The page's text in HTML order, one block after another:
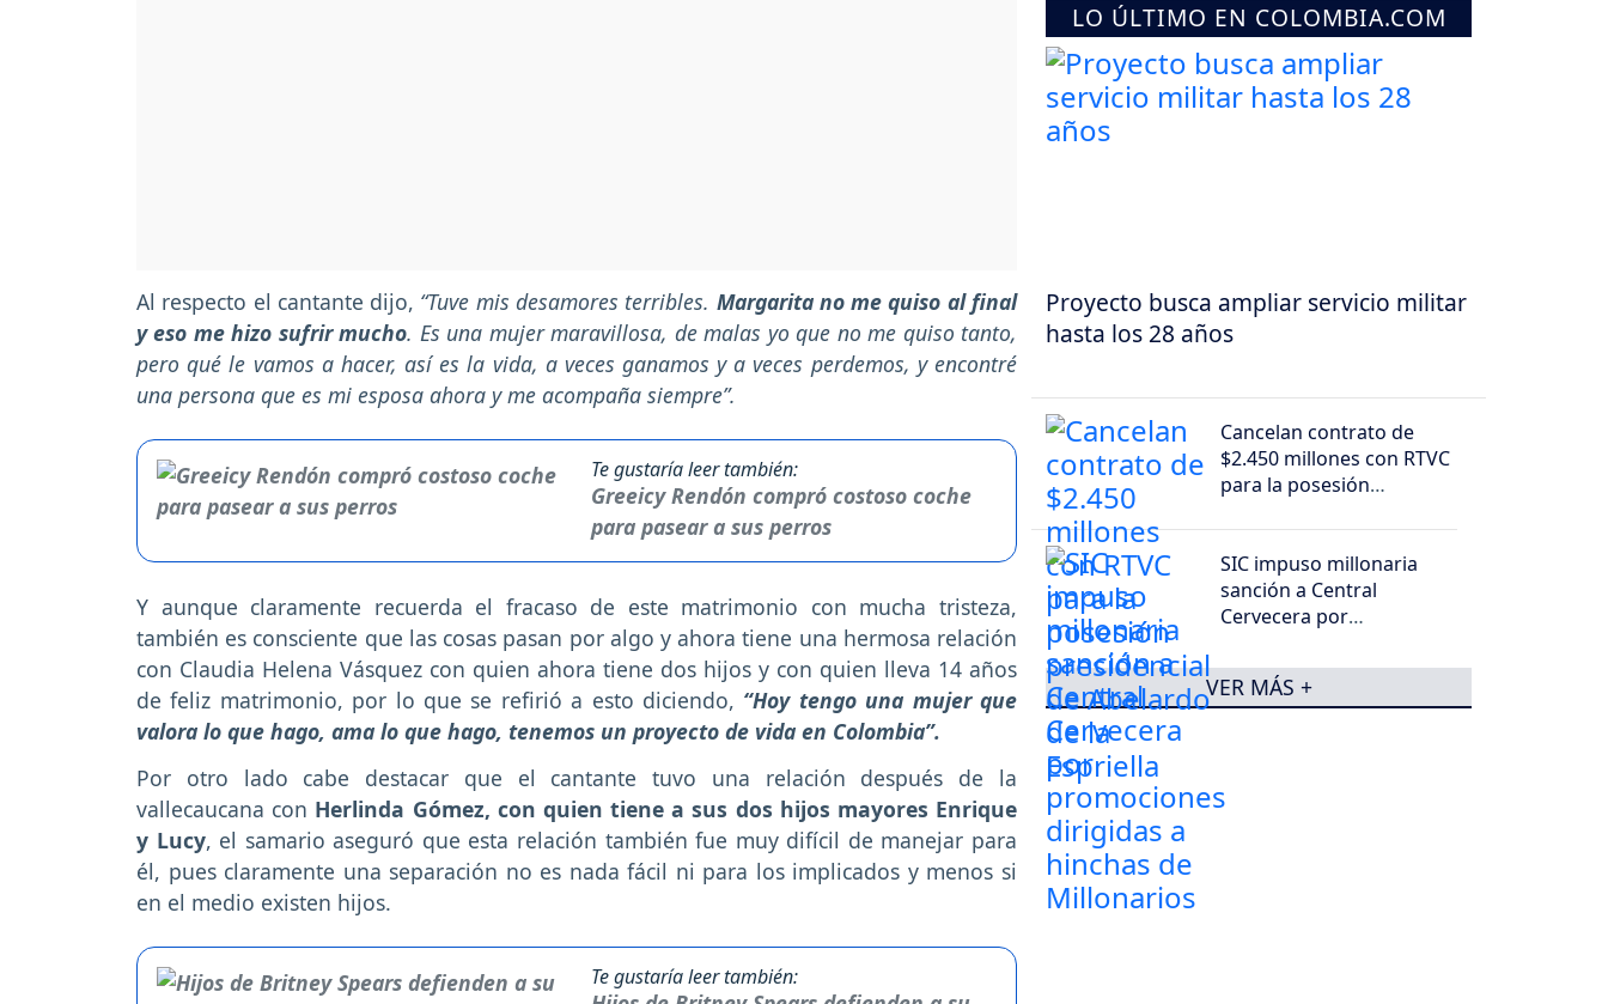
Al respecto el cantante dijo, “Tuve mis desamores terribles. Margarita no me quiso al final
y eso me hizo sufrir mucho. Es una mujer maravillosa, de malas yo que no me quiso tanto,
pero qué le vamos a hacer, así es la vida, a veces ganamos y a veces perdemos, y encontré
una persona que es mi esposa ahora y me acompaña siempre”.
Te gustaría leer también:
Greeicy Rendón compró costoso coche
para pasear a sus perros
Y aunque claramente recuerda el fracaso de este matrimonio con mucha tristeza,
también es consciente que las cosas pasan por algo y ahora tiene una hermosa relación
con Claudia Helena Vásquez con quien ahora tiene dos hijos y con quien lleva 14 años
de feliz matrimonio, por lo que se refirió a esto diciendo, “Hoy tengo una mujer que
valora lo que hago, ama lo que hago, tenemos un proyecto de vida en Colombia”.
Por otro lado cabe destacar que el cantante tuvo una relación después de la
vallecaucana con Herlinda Gómez, con quien tiene a sus dos hijos mayores Enrique
y Lucy, el samario aseguró que esta relación también fue muy difícil de manejar para
él, pues claramente una separación no es nada fácil ni para los implicados y menos si
en el medio existen hijos.
Te gustaría leer también:
LO ÚLTIMO EN COLOMBIA.COM
Proyecto busca ampliar servicio militar
hasta los 28 años
Cancelan contrato de
$2.450 millones con RTVC
para la posesión
de la Espriella
SIC impuso millonaria
sanción a Central
Cervecera por
hinchas de Millonarios
VER MÁS +